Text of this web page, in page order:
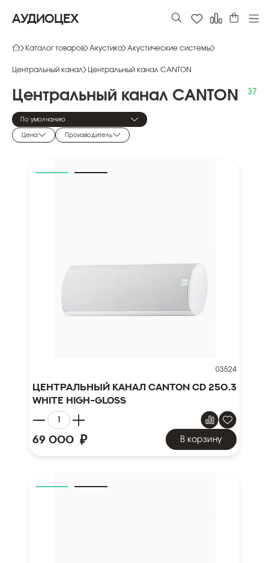
АУДИОЦЕХ
Каталог товаров Акустика Акустические системы
Центральный канал Центральный канал CANTON
Центральный канал CANTON
Цена Производитель
По умолчанию
03524
Центральный канал Canton CD 250.3
white high-gloss
69 000 ₽ В корзину